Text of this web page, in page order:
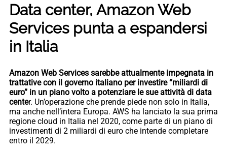
Data center, Amazon Web
Services punta a espandersi
in Italia
Amazon Web Services sarebbe attualmente impegnata in
trattative con il governo italiano per investire “miliardi di
euro” in un piano volto a potenziare le sue attività di data
center. Un’operazione che prende piede non solo in Italia,
ma anche nell’intera Europa. AWS ha lanciato la sua prima
regione cloud in Italia nel 2020, come parte di un piano di
investimenti di 2 miliardi di euro che intende completare
entro il 2029.